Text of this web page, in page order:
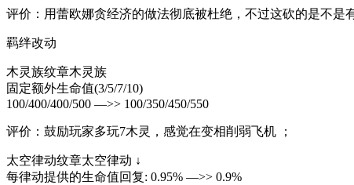
评价：用蕾欧娜贪经济的做法彻底被杜绝，不过这砍的是不
羁绊改动
木灵族纹章木灵族
固定额外生命值(3/5/7/10)
100/400/400/500 —>> 100/350/450/550
评价：鼓励玩家多玩7木灵，感觉在变相削弱飞机 ；
太空律动纹章太空律动 ↓
每律动提供的生命值回复: 0.95% —>> 0.9%